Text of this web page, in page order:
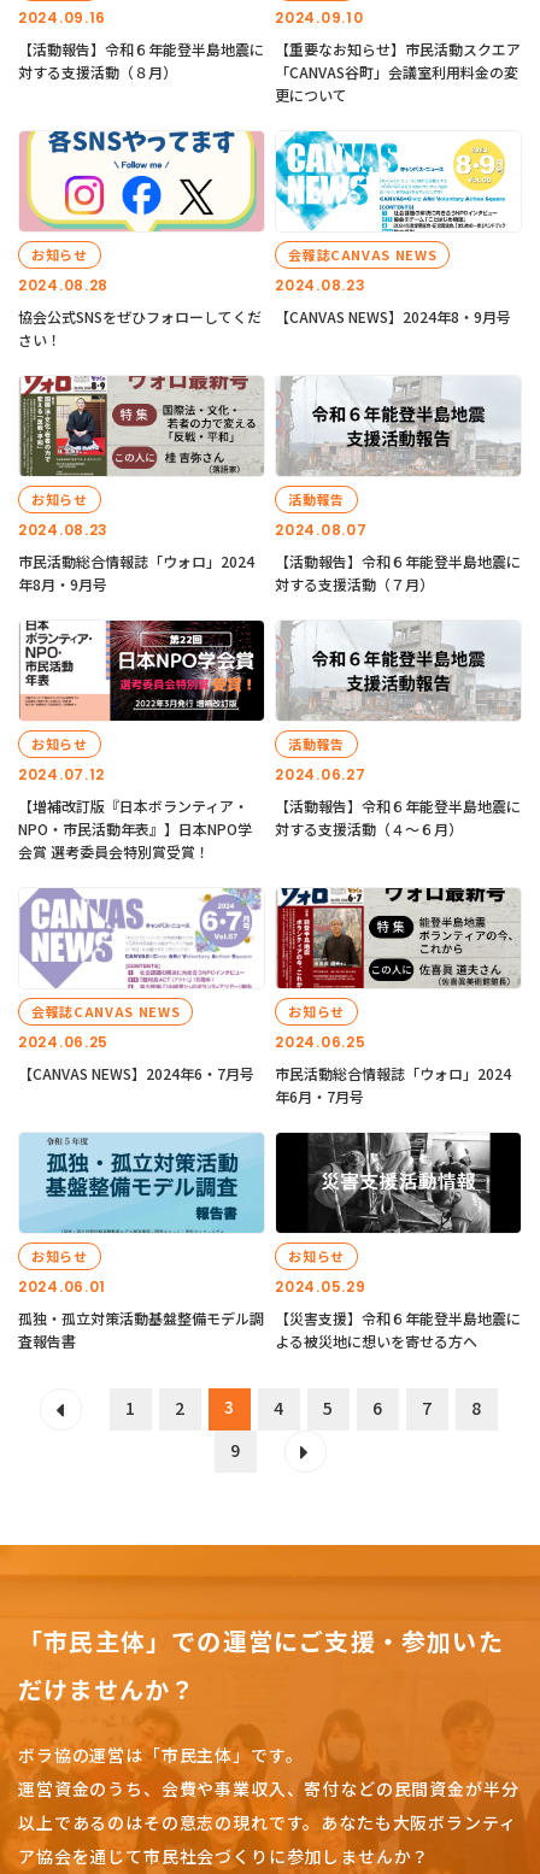
2024.09.16
【活動報告】令和６年能登半島地震に
対する支援活動（８月）
2024.09.10
【重要なお知らせ】市民活動スクエア
「CANVAS谷町」会議室利用料金の変
更について
2024.08.28
お知らせ
協会公式SNSをぜひフォローしてくだ
さい！
2024.08.23
会報誌CANVAS NEWS
【CANVAS NEWS】2024年8・9月号
2024.08.23
お知らせ
市民活動総合情報誌「ウォロ」2024
年8月・9月号
2024.08.07
活動報告
【活動報告】令和６年能登半島地震に
対する支援活動（７月）
2024.07.12
お知らせ
【増補改訂版『日本ボランティア・
NPO・市民活動年表』】日本NPO学
会賞 選考委員会特別賞受賞！
2024.06.27
活動報告
【活動報告】令和６年能登半島地震に
対する支援活動（４〜６月）
2024.06.25
会報誌CANVAS NEWS
【CANVAS NEWS】2024年6・7月号
2024.06.25
お知らせ
市民活動総合情報誌「ウォロ」2024
年6月・7月号
2024.06.01
お知らせ
孤独・孤立対策活動基盤整備モデル調
査報告書
2024.05.29
お知らせ
【災害支援】令和６年能登半島地震に
よる被災地に想いを寄せる方へ
1 2 3 4 5 6 7
8
9
「市民主体」での運営にご支援・参加いた
だけませんか？
ボラ協の運営は「市民主体」です。
運営資金のうち、会費や事業収入、寄付などの民間資金が半分
以上であるのはその意志の現れです。 あなたも大阪ボランティ
ア協会を通じて市民社会づくりに参加しませんか？